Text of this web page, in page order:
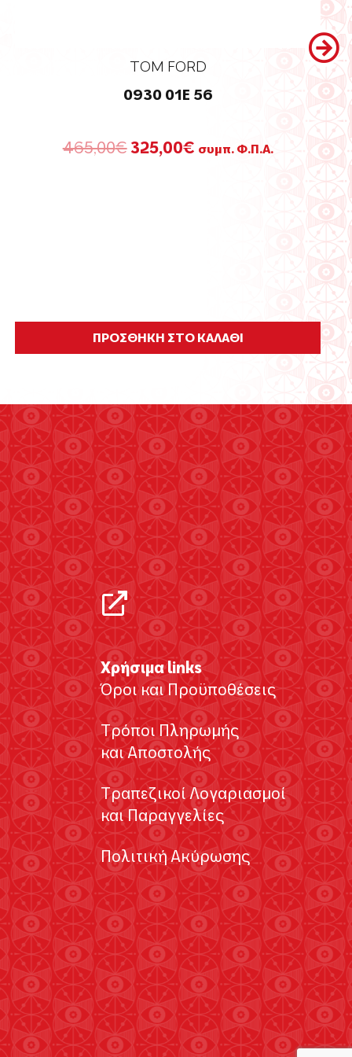
TOM FORD
0930 01E 56
465,00€ Original
325,00€Ησυμπ. Φ.Π.Α.
ΠΡΟΣΘΗΚΗ ΣΤΟ ΚΑΛΑΘΙ
Χρήσιμα links
Όροι και Προϋποθέσεις
Τρόποι Πληρωμής
και Αποστολής
Τραπεζικοί Λογαριασμοί
και Παραγγελίες
Πολιτική Ακύρωσης